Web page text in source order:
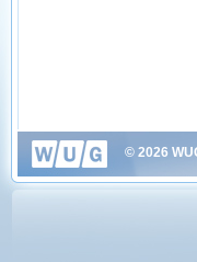
© 2026